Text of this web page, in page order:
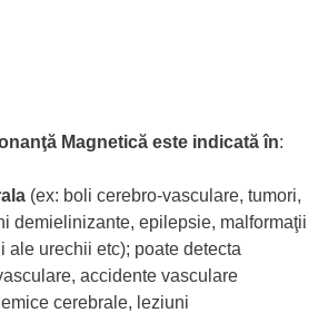
Magnetică este indicată în:
(ex: boli cerebro-vasculare, tumori,
demielinizante, epilepsie, malformaţii
ale urechii etc); poate detecta
accidente vasculare
cerebrale, leziuni